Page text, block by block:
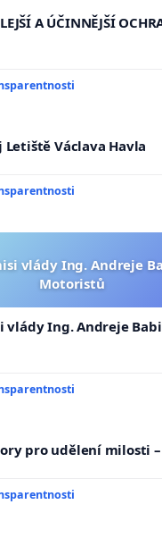
A ÚČINNĚJŠÍ
Václava Havla
vlády Ing. Andreje
Motoristů
vlády Ing. Andreje
pro udělení milosti –